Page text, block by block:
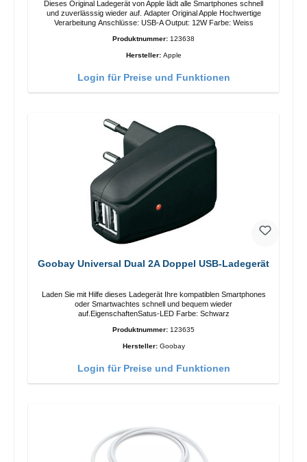
Dieses Original Ladegerät von Apple lädt alle Smartphones schnell
und zuverlässsig wieder auf. Adapter Original Apple Hochwertige
Verarbeitung Anschlüsse: USB-A Output: 12W Farbe: Weiss
Produktnummer: 123638
Hersteller: Apple
Login für Preise und Funktionen
Goobay Universal Dual 2A Doppel USB-Ladegerät
Laden Sie mit Hilfe dieses Ladegerät Ihre kompatiblen Smartphones
oder Smartwachtes schnell und bequem wieder
auf.EigenschaftenSatus-LED Farbe: Schwarz
Produktnummer: 123635
Hersteller: Goobay
Login für Preise und Funktionen